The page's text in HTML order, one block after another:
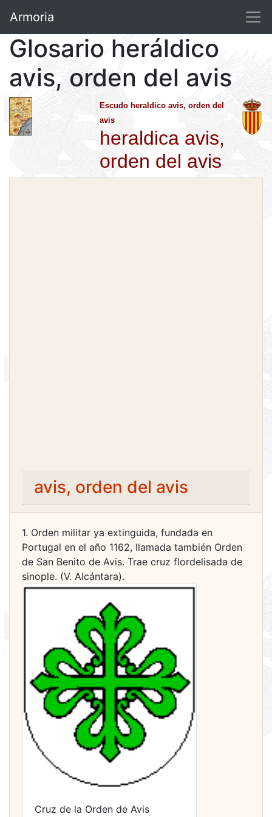
Armoria
Glosario heráldico
avis, orden del avis
Escudo heraldico avis, orden del
avis
heraldica avis,
orden del avis
avis, orden del avis
1. Orden militar ya extinguida, fundada en
Portugal en el año 1162, llamada también Orden
de San Benito de Avis. Trae cruz flordelisada de
sinople. (V. Alcántara).
Cruz de la Orden de Avis